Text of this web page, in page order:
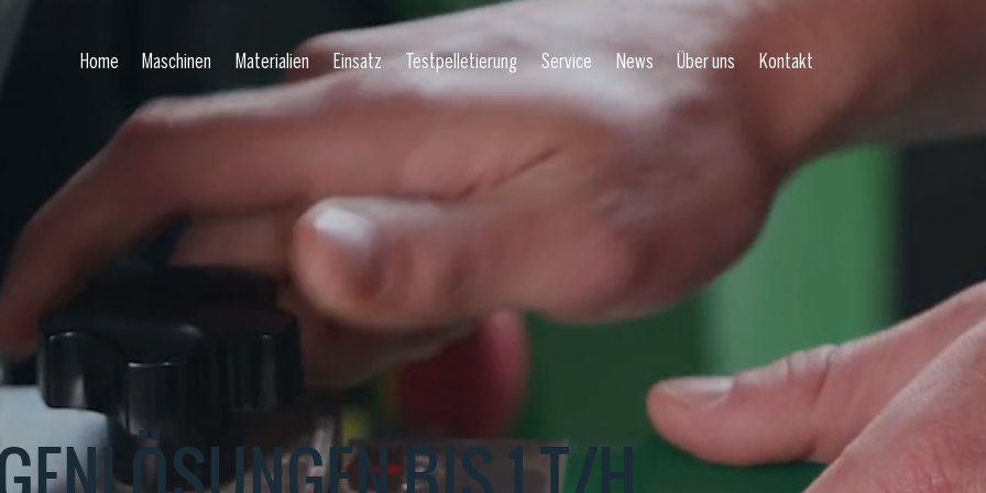
Home Maschinen Materialien Einsatz Testpelletierung Service News Über uns Kontakt